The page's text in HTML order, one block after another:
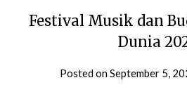
Festival Musik dan
Dunia
Posted onSeptember 5,